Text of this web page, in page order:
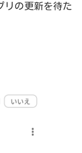
リの更新を待た